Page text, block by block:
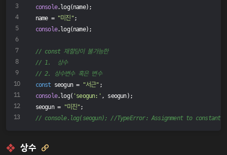
console.log(name);
name = "미진";
console.log(name);
// const 재할당이 불가능한
// 1.  상수
// 2. 상수변수 혹은 변수
const seogun = "서근" ;
console.log( 'seogun:' , seogun);
seogun = "미진";
// console.log(seogun); //TypeError: Assignment to constant
상수 